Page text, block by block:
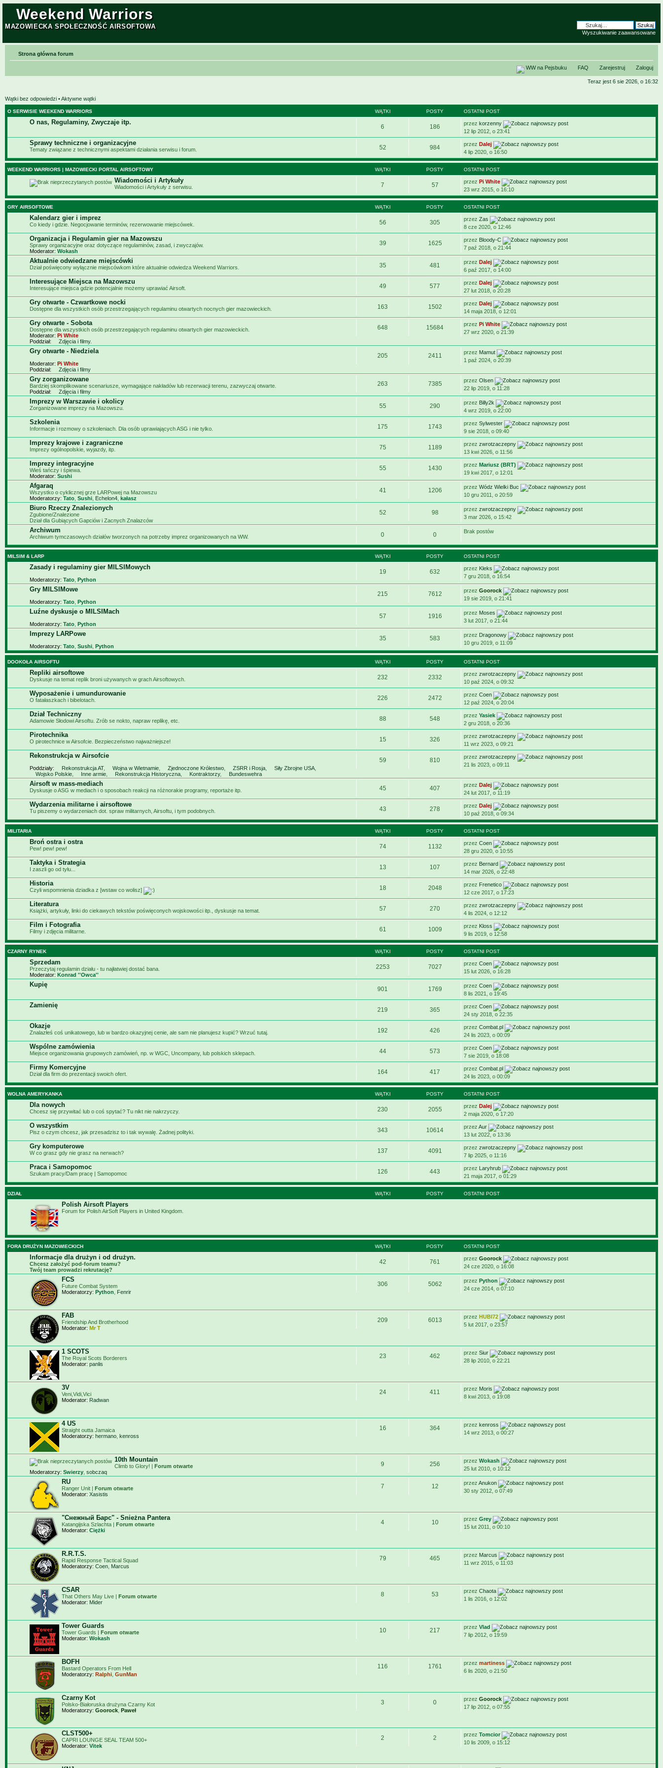
Weekend Warriors
MAZOWIECKA SPOŁECZNOŚĆ AIRSOFTOWA
Wyszukiwanie zaawansowane
Strona główna forum
WW na Pejsbuku FAQ Zarejestruj Zaloguj
Teraz jest 6 sie 2026, o 16:32
Wątki bez odpowiedzi •Aktywne wątki
O SERWISIE WEEKEND WARRIORS WĄTKI POSTY OSTATNI POST
O nas, Regulaminy, Zwyczaje itp.
6 186 przezkorzenny
12 lip 2012, o 23:41
Sprawy techniczne i organizacyjne
Tematy związane z technicznymi aspektami działania serwisu i forum. 52 984 przezDalej
4 lip 2020, o 16:50
WEEKEND WARRIORS | MAZOWIECKI PORTAL AIRSOFTOWY WĄTKI POSTY OSTATNI POST
Wiadomości i Artykuły
Wiadomości i Artykuły z serwisu. 7 57 przezPi White
23 wrz 2015, o 16:10
GRY AIRSOFTOWE WĄTKI POSTY OSTATNI POST
Kalendarz gier i imprez
Co kiedy i gdzie. Negocjowanie terminów, rezerwowanie miejscówek. 56 305 przezZas
8 cze 2020, o 12:46
Organizacja i Regulamin gier na Mazowszu
Sprawy organizacyjne oraz dotyczące regulaminów, zasad, i zwyczajów.
Moderator: Wokash
39 1625 przez Bloody-C
7 paź 2018, o 21:44
Aktualnie odwiedzane miejscówki
Dział poświęcony wyłącznie miejscówkom które aktualnie odwiedza Weekend Warriors. 35 481 przezDalej
6 paź 2017, o 14:00
Interesujące Miejsca na Mazowszu
Interesujące miejsca gdzie potencjalnie możemy uprawiać Airsoft. 49 577 przezDalej
27 lut 2018, o 20:28
Gry otwarte - Czwartkowe nocki
Dostępne dla wszystkich osób przestrzegających regulaminu otwartych nocnych gier mazowieckich. 163 1502 przezDalej
14 maja 2018, o 12:01
Gry otwarte - Sobota
Dostępne dla wszystkich osób przestrzegających regulaminu otwartych gier mazowieckich.
Moderator: Pi White
Poddział:
Zdjęcia i filmy.
648 15684 przezPi White
27 wrz 2020, o 21:39
Gry otwarte - Niedziela
Moderator: Pi White
Poddział:
Zdjęcia i filmy
205 2411 przez Mamut
1 paź 2024, o 20:39
Gry zorganizowane
Bardziej skomplikowane scenariusze, wymagające nakładów lub rezerwacji terenu, zazwyczaj otwarte.
Poddział:
Zdjęcia i filmy
263 7385 przezOlsen
22 lip 2019, o 11:28
Imprezy w Warszawie i okolicy
Zorganizowane imprezy na Mazowszu. 55 290 przez Billy2k
4 wrz 2019, o 22:00
Szkolenia
Informacje i rozmowy o szkoleniach. Dla osób uprawiających ASG i nie tylko. 175 1743 przezSylwester
9 sie 2018, o 09:40
Imprezy krajowe i zagraniczne
Imprezy ogólnopolskie, wyjazdy, itp. 75 1189 przezzwrotzaczepny
13 kwi 2026, o 11:56
Imprezy integracyjne
Wieś tańczy i śpiewa.
Moderator: Sushi
55 1430 przezMariusz (BRT)
19 kwi 2017, o 12:01
Afgaraq
Wszystko o cyklicznej grze LARPowej na Mazowszu
Moderatorzy: Tato Sushi Echelon4 kałasz
41 1206 przezWódz Wielki Buc
10 gru 2011, o 20:59
Biuro Rzeczy Znalezionych
Zgubione/Znalezione
Dział dla Gubiących Gapciów i Zacnych Znalazców
52 98 przezzwrotzaczepny
3 mar 2026, o 15:42
Archiwum
Archiwum tymczasowych działów tworzonych na potrzeby imprez organizowanych na WW. 0 0 Brak postów
MILSIM & LARP WĄTKI POSTY OSTATNI POST
Zasady i regulaminy gier MILSIMowych
Moderatorzy: Tato Python
19 632 przez Kleks
7 gru 2018, o 16:54
Gry MILSIMowe
Moderatorzy: Tato Python
215 7612 przezGoorock
19 sie 2019, o 21:41
Luźne dyskusje o MILSIMach
Moderatorzy: Tato Python
57 1916 przez Moses
3 lut 2017, o 21:44
Imprezy LARPowe
Moderatorzy: Tato Sushi Python
35 583 przez Dragonowy
10 gru 2019, o 11:09
DOOKOŁA AIRSOFTU WĄTKI POSTY OSTATNI POST
Repliki airsoftowe
Dyskusje na temat replik broni używanych w grach Airsoftowych. 232 2332 przezzwrotzaczepny
10 paź 2024, o 09:32
Wyposażenie i umundurowanie
O fatałaszkach i bibelotach. 226 2472 przezCoen
12 paź 2024, o 20:04
Dział Techniczny
Adamowie Słodowi Airsoftu. Zrób se nokto, napraw replikę, etc. 88 548 przezYasiek
2 gru 2018, o 20:36
Pirotechnika
O pirotechnice w Airsofcie. Bezpieczeństwo najważniejsze! 15 326 przezzwrotzaczepny
11 wrz 2023, o 09:21
Rekonstrukcja w Airsofcie
Poddziały: Rekonstrukcja AT, Wojna w Wietnamie Zjednoczone Królestwo ZSRR i Rosja Siły Zbrojne USA
Wojsko Polskie
Inne armie Rekonstrukcja Historyczna Kontraktorzy, Bundeswehra
59 810 przezzwrotzaczepny
21 lis 2023, o 09:11
Airsoft w mass-mediach
Dyskusje o ASG w mediach i o sposobach reakcji na różnorakie programy, reportaże itp. 45 407 przezDalej
24 lut 2017, o 11:19
Wydarzenia militarne i airsoftowe
Tu piszemy o wydarzeniach dot. spraw militarnych, Airsoftu, i tym podobnych. 43 278 przezDalej
10 paź 2018, o 09:34
MILITARIA WĄTKI POSTY OSTATNI POST
Broń ostra i ostra
Pew! pew! pew! 74 1132 przezCoen
28 gru 2020, o 10:55
Taktyka i Strategia
I zaszli go od tyłu... 13 107 przez Bernard
14 mar 2026, o 22:48
Historia
Czyli wspomnienia dziadka z [wstaw co wolisz] 18 2048 przez Frenetico
12 cze 2017, o 17:23
Literatura
Książki, artykuły, linki do ciekawych tekstów poświęconych wojskowości itp., dyskusje na temat. 57 270 przezzwrotzaczepny
4 lis 2024, o 12:12
Film i Fotografia
Filmy i zdjęcia militarne. 61 1009 przez Kloss
9 lis 2019, o 12:58
CZARNY RYNEK WĄTKI POSTY OSTATNI POST
Sprzedam
Przeczytaj regulamin działu - tu najłatwiej dostać bana.
Moderator: Konrad ''Owca''
2253 7027 przezCoen
15 lut 2026, o 16:28
Kupię
901 1769 przezCoen
8 lis 2021, o 19:45
Zamienię
219 365 przezCoen
24 sty 2018, o 22:35
Okazje
Znalazłeś coś unikatowego, lub w bardzo okazyjnej cenie, ale sam nie planujesz kupić? Wrzuć tutaj. 192 426 przezCombat.pl
24 lis 2023, o 00:09
Wspólne zamówienia
Miejsce organizowania grupowych zamówień, np. w WGC, Uncompany, lub polskich sklepach. 44 573 przezCoen
7 sie 2019, o 18:08
Firmy Komercyjne
Dział dla firm do prezentacji swoich ofert. 164 417 przezCombat.pl
24 lis 2023, o 00:09
WOLNA AMERYKANKA WĄTKI POSTY OSTATNI POST
Dla nowych
Chcesz się przywitać lub o coś spytać? Tu nikt nie nakrzyczy. 230 2055 przezDalej
2 maja 2020, o 17:20
O wszystkim
Pisz o czym chcesz, jak przesadzisz to i tak wywalę. Żadnej polityki. 343 10614 przezAur
13 lut 2022, o 13:36
Gry komputerowe
W co grasz gdy nie grasz na nerwach? 137 4091 przezzwrotzaczepny
7 lip 2025, o 11:16
Praca i Samopomoc
Szukam pracy/Dam pracę | Samopomoc 126 443 przez Laryhrub
21 maja 2017, o 01:29
DZIAŁ WĄTKI POSTY OSTATNI POST
Polish Airsoft Players
Forum for Polish AirSoft Players in United Kingdom.
FORA DRUŻYN MAZOWIECKICH WĄTKI POSTY OSTATNI POST
Informacje dla drużyn i od drużyn.
Chcesz założyć pod-forum teamu?
Twój team prowadzi rekrutację?
42 761 przezGoorock
24 cze 2020, o 16:08
FCS
Future Combat System
Moderatorzy: Python Fenrir
306 5062 przezPython
24 cze 2014, o 07:10
FAB
Friendship And Brotherhood
Moderator: Mr T
209 6013 przezHUBI72
5 lut 2017, o 23:57
1 SCOTS
The Royal Scots Borderers
Moderator: panlis
23 462 przezSiur
28 lip 2010, o 22:21
3V
Veni,Vidi,Vici
Moderator: Radwan
24 411 przez Moris
8 kwi 2013, o 19:08
4 US
Straight outta Jamaica
Moderatorzy: hermano kenross
16 364 przezkenross
14 wrz 2013, o 00:27
10th Mountain
Climb to Glory! | Forum otwarte
Moderatorzy: Swierzy sobczaq
9 256 przezWokash
25 lut 2010, o 10:12
RU
Ranger Unit | Forum otwarte
Moderator: Xasistis
7 12 przezAnukon
30 sty 2012, o 07:49
"Снежный Барс" - Snieżna Pantera
Katangijska Szlachta | Forum otwarte
Moderator: Ciężki
4 10 przezGrey
15 lut 2011, o 00:10
R.R.T.S.
Rapid Response Tactical Squad
Moderatorzy: Coen Marcus
79 465 przez Marcus
11 wrz 2015, o 11:03
CSAR
That Others May Live | Forum otwarte
Moderator: Mider
8 53 przezChaota
1 lis 2016, o 12:02
Tower Guards
Tower Guards | Forum otwarte
Moderator: Wokash
10 217 przezVlad
7 lip 2012, o 19:59
BOFH
Bastard Operators From Hell
Moderatorzy: Ralphi GunMan
116 1761 przezmartiness
6 lis 2020, o 21:50
Czarny Kot
Polsko-Białoruska drużyna Czarny Kot
Moderatorzy: Goorock Paweł
3 0 przezGoorock
17 lip 2012, o 07:55
CLST500+
CAPRI LOUNGE SEAL TEAM 500+
Moderator: Vitek
2 2 przezTomcior
10 lis 2009, o 15:12